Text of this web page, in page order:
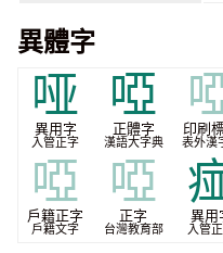
異體字
哑
異用字
入管正字
啞
正體字
漢語大字典
印刷
表外漢
啞
戶籍正字
戶籍文字
啞
正字
台灣教育部
異用
入管